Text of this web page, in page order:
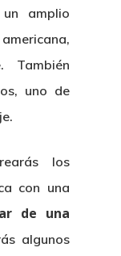
amplio
También
uno de
los
con una
de una
algunos